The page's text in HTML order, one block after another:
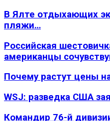
В Ялте отдыхающих
пляжи…
Российская
американцы
Почему растут цены
WSJ: разведка США
Командир 76-й